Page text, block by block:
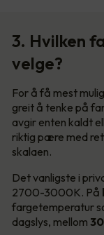
3. Hvilken
velge?
For å få mest
greit å tenke på
avgir enten kaldt
riktig pære med
skalaen.
Det vanligste i
2700-3000K. På
fargetemperatur
dagslys, mellom